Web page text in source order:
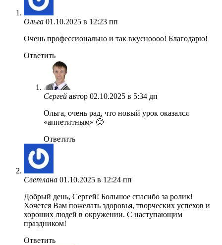
Ольга 01.10.2025 в 12:23 пп
Очень профессионально и так вкусноооо! Благодарю!
Ответить
Сергей автор 02.10.2025 в 5:34 дп
Ольга, очень рад, что новый урок оказался
«аппетитным» 🙂
Ответить
Светлана 01.10.2025 в 12:24 пп
Добрый день, Сергей! Большое спасибо за ролик!
Хочется Вам пожелать здоровья, творческих успехов и
хороших людей в окружении. С наступающим
праздником!
Ответить